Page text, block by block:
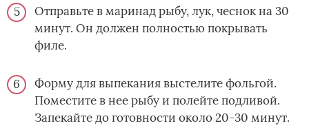
Отправьте в маринад рыбу, лук, чеснок на 30
минут. Он должен полностью покрывать
филе.
Форму для выпекания выстелите фольгой.
Поместите в нее рыбу и полейте подливой.
Запекайте до готовности около 20-30 минут.